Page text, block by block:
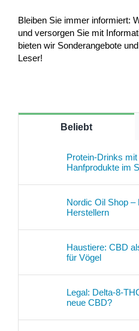
Bleiben Sie immer informiert:
und versorgen Sie mit
bieten wir Sonderangebote
Leser!
Beliebt
Protein-Drinks
Hanfprodukte im
Nordic Oil Shop –
Herstellern
Haustiere: CBD
für Vögel
Legal: Delta-8-
neue CBD?